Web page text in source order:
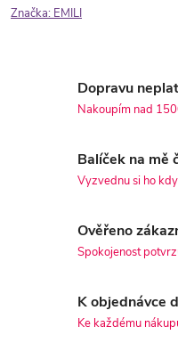
Značka: EMILI
Dopravu
Nakoupím nad
Balíček na mě
Vyzvednu si ho
Ověřeno
Spokojenost
K objednávce
Ke každému